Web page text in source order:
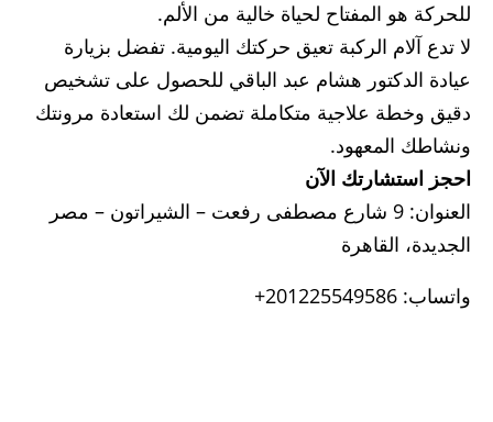
للحركة هو المفتاح لحياة خالية من الألم.
لا تدع آلام الركبة تعيق حركتك اليومية. تفضل بزيارة
عيادة الدكتور هشام عبد الباقي للحصول على تشخيص
دقيق وخطة علاجية متكاملة تضمن لك استعادة مرونتك
ونشاطك المعهود.
احجز استشارتك الآن
العنوان: 9 شارع مصطفى رفعت – الشيراتون – مصر
الجديدة، القاهرة
واتساب: 201225549586+